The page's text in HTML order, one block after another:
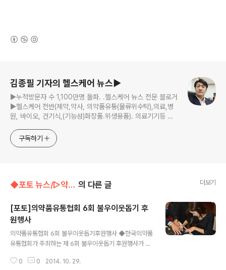
김종필 기자의 헬스케어 뉴스▶
▶누적방문자 수 1,100만명 돌파. .헬스케어 뉴스 전문 블로거
▶헬스케어 전반(제약,약사, 의약품유통(물류위수탁),의료,병
원, 바이오, 건기식,(기능성)화장품.위생용품). 의료기기등 ☞
jp11222@naver.com
구독하기
◆포토 뉴스/▷약계포토뉴스 의 다른 글 더보기
[포토]의약품유통협회 6회 불우이웃돕기 후
원행사
의약품유통협회 6회 불우이웃돕기후원행사 ◆한국의약품
유통협회가 주최하는 제 6회 불우이웃돕기 후원행사가 지
최됐다. ◆황치엽 의약품유통협회 회장이 행사시작을 알리
0 0 2014. 10. 29.